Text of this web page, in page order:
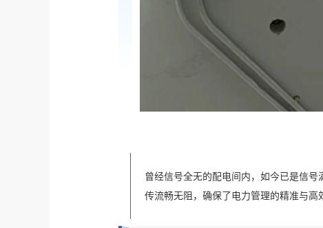
曾经信号全无的配电间内，如今已是信
传流畅无阻，确保了电力管理的精准与高